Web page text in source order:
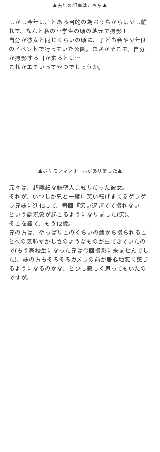
▲去年の記事はこちら▲
しかし今年は、とある目的の為おうちからは少し離
れて、なんと私の小学生の頃の地元で撮影！
自分が彼女と同じくらいの頃に、子ども会や少年団
のイベントで行っていた公園。まさかそこで、自分
が撮影する日が来るとは……
これがエモいってやつでしょうか。
▲ポケモンマンホールがありました▲
元々は、超繊細な鉄壁人見知りだった彼女。
それが、いつしか兄と一緒に笑い転げまくるゲラゲ
ラ兄妹に進化して、毎回『笑い過ぎてて撮れない』
という謎現象が起こるようになりました(笑)。
そこを経て、もう12歳。
兄の方は、やっぱりこのくらいの歳から撮られるこ
とへの気恥ずかしさのようなものが出てきていたの
で(もう高校生になった兄は今回撮影に来ませんでし
た)、妹の方もそろそろカメラの前が居心地悪く感じ
るようになるのかな、と少し寂しく思ってもいたの
ですが。